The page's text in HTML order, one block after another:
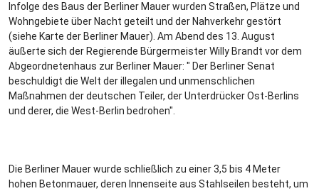
Infolge des Baus der Berliner Mauer wurden Straßen, Plätze und
Wohngebiete über Nacht geteilt und der Nahverkehr gestört
(siehe Karte der Berliner Mauer). Am Abend des 13. August
äußerte sich der Regierende Bürgermeister Willy Brandt vor dem
Abgeordnetenhaus zur Berliner Mauer: " Der Berliner Senat
beschuldigt die Welt der illegalen und unmenschlichen
Maßnahmen der deutschen Teiler, der Unterdrücker Ost-Berlins
und derer, die West-Berlin bedrohen".
Die Berliner Mauer wurde schließlich zu einer 3,5 bis 4 Meter
hohen Betonmauer, deren Innenseite aus Stahlseilen besteht, um